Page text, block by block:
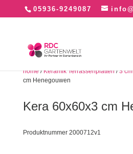
05936-9249087
home/Keramik Terrassenplatten/3
cm Henegouwen
Kera 60x60x3 cm
Produktnummer 2000712v1